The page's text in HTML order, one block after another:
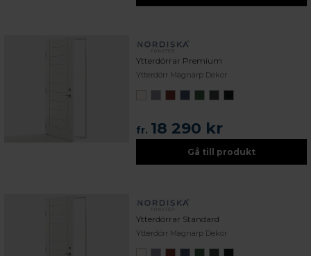
Ytterdörrar Premium
Ytterdörr Magnarp Dekor
fr. 18 290 kr
Gå till produkt
Ytterdörrar Standard
Ytterdörr Magnarp Dekor